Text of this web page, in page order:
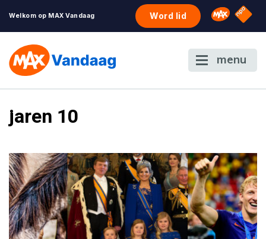
Welkom op MAX Vandaag Word lid Omroep
NPO
menu
jaren 10